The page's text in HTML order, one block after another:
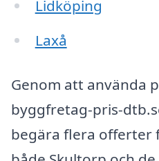
Lidköping
Laxå
Genom att använda
byggfretag-pris-
begära flera offerter